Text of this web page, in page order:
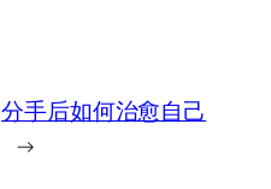
分手后如何治愈自己
→